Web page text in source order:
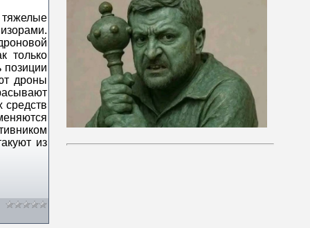
только
позиции
дроны
средств
из